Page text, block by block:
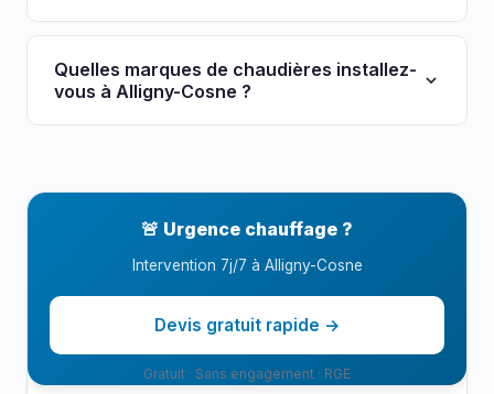
intervention.
Oui, notre service de dépannage urgence est
disponible 7j/7 à Alligny-Cosne et dans toute la
métropole lilloise. Remplissez le formulaire ci-
Quelles marques de chaudières installez-
vous à Alligny-Cosne ?
De Dietrich, Frisquet, Elm Leblanc selon votre
logement et votre budget.
🚨 Urgence chauffage ?
Intervention 7j/7 à Alligny-Cosne
Devis gratuit rapide →
Gratuit · Sans engagement · RGE